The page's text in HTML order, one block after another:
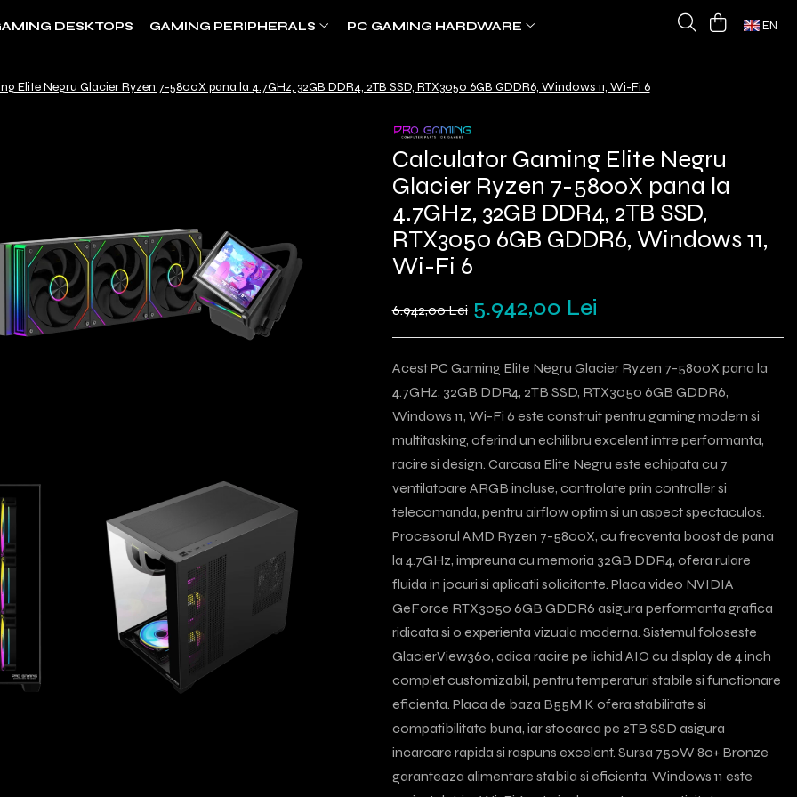
EN
DESKTOPS GAMING PERIPHERALS PC GAMING HARDWARE
Elite Negru Glacier Ryzen 7-5800X pana la 4.7GHz, 32GB DDR4, 2TB SSD, RTX3050 6GB GDDR6, Windows 11, Wi-Fi 6
Calculator Gaming Elite Negru
Glacier Ryzen 7-5800X pana la
4.7GHz, 32GB DDR4, 2TB SSD,
RTX3050 6GB GDDR6, Windows 11,
Wi-Fi 6
6.942,00 Lei 5.942,00 Lei
Acest PC Gaming Elite Negru Glacier Ryzen 7-5800X pana la
4.7GHz, 32GB DDR4, 2TB SSD, RTX3050 6GB GDDR6,
Windows 11, Wi-Fi 6 este construit pentru gaming modern si
multitasking, oferind un echilibru excelent intre performanta,
racire si design. Carcasa Elite Negru este echipata cu 7
ventilatoare ARGB incluse, controlate prin controller si
telecomanda, pentru airflow optim si un aspect spectaculos.
Procesorul AMD Ryzen 7-5800X, cu frecventa boost de pana
la 4.7GHz, impreuna cu memoria 32GB DDR4, ofera rulare
fluida in jocuri si aplicatii solicitante. Placa video NVIDIA
GeForce RTX3050 6GB GDDR6 asigura performanta grafica
ridicata si o experienta vizuala moderna. Sistemul foloseste
GlacierView360, adica racire pe lichid AIO cu display de 4 inch
complet customizabil, pentru temperaturi stabile si functionare
eficienta. Placa de baza B55M K ofera stabilitate si
compatibilitate buna, iar stocarea pe 2TB SSD asigura
incarcare rapida si raspuns excelent. Sursa 750W 80+ Bronze
garanteaza alimentare stabila si eficienta. Windows 11 este